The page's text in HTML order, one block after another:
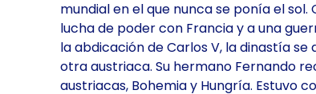
mundial en el que nunca se ponía el sol.
lucha de poder con Francia y a una
la abdicación de Carlos V, la dinastía se
otra austriaca. Su hermano Fernando
austriacas, Bohemia y Hungría. Estuvo